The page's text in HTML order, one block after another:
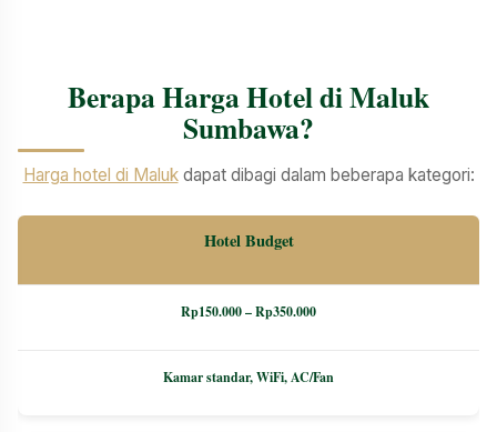
Berapa Harga Hotel di Maluk
Sumbawa?
Harga hotel di Malukdapat dibagi dalam beberapa kategori:
Hotel Budget
Rp150.000 – Rp350.000
Kamar standar, WiFi, AC/Fan